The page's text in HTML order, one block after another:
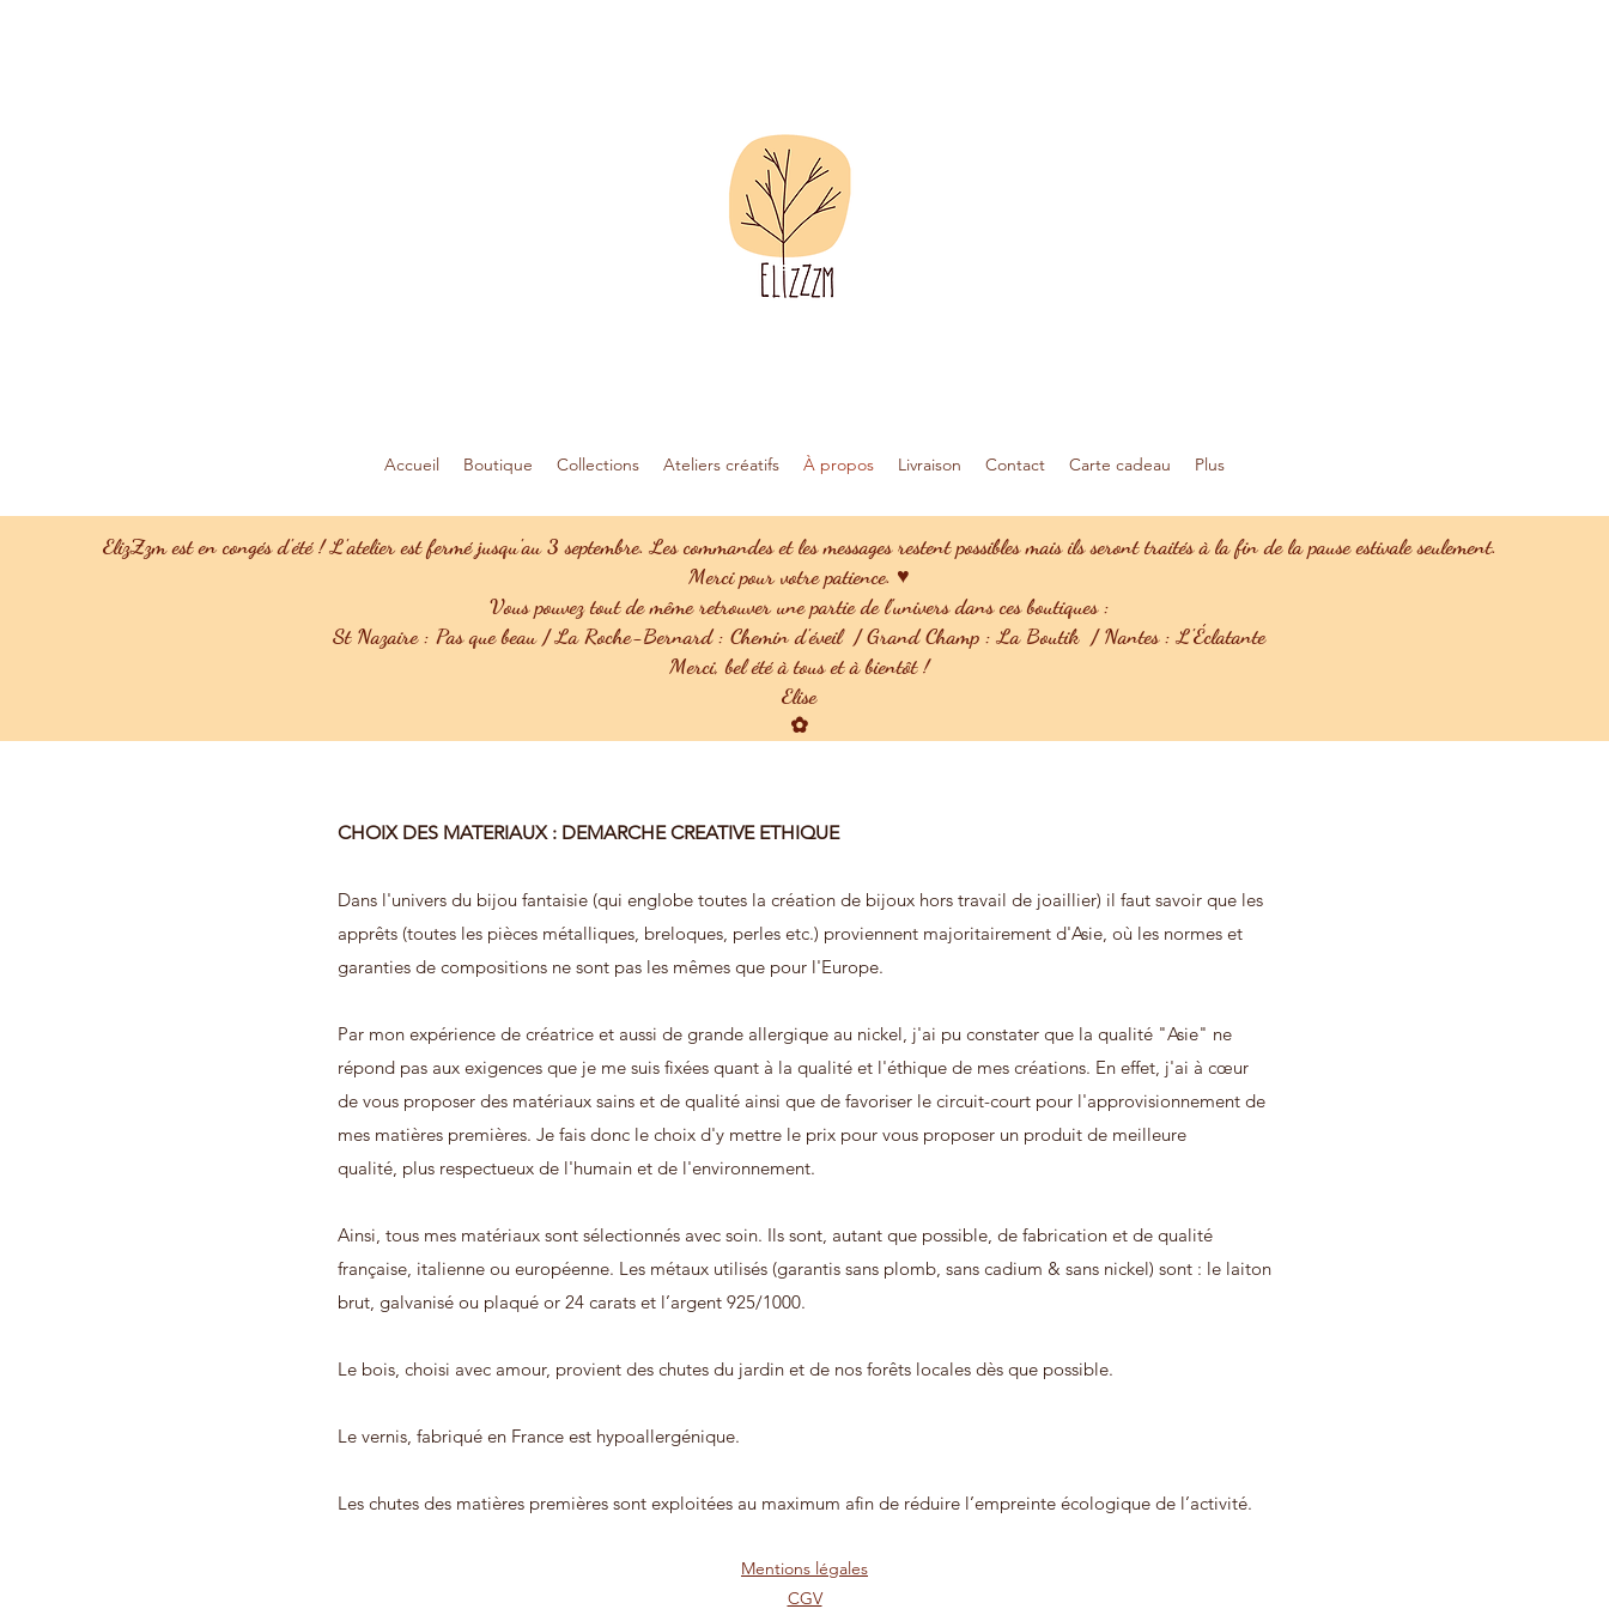
Accueil Boutique Collections Ateliers créatifs À propos Livraison Contact Carte cadeau Plus
ElizZzm est en congés d'été ! L'atelier est fermé jusqu'au 3 septembre. Les commandes et les messages restent possibles mais ils seront traités à la fin de la pause estivale seulement.
Merci pour votre patience. ♥
Vous pouvez tout de même retrouver une partie de l'univers dans ces boutiques :
St Nazaire : Pas que beau / La Roche-Bernard : Chemin d'éveil / Grand Champ : La Boutik / Nantes : L'Éclatante
Merci, bel été à tous et à bientôt !
Elise
✿
CHOIX DES MATERIAUX : DEMARCHE CREATIVE ETHIQUE
Dans l'univers du bijou fantaisie (qui englobe toutes la création de bijoux hors travail de joaillier) il faut savoir que les
apprêts (toutes les pièces métalliques, breloques, perles etc.) proviennent majoritairement d'Asie, où les normes et
garanties de compositions ne sont pas les mêmes que pour l'Europe.
Par mon expérience de créatrice et aussi de grande allergique au nickel, j'ai pu constater que la qualité "Asie" ne
répond pas aux exigences que je me suis fixées quant à la qualité et l'éthique de mes créations. En effet, j'ai à cœur
de vous proposer des matériaux sains et de qualité ainsi que de favoriser le circuit-court pour l'approvisionnement de
mes matières premières. Je fais donc le choix d'y mettre le prix pour vous proposer un produit de meilleure
qualité, plus respectueux de l'humain et de l'environnement.
Ainsi, tous mes matériaux sont sélectionnés avec soin. Ils sont, autant que possible, de fabrication et de qualité
française, italienne ou européenne. Les métaux utilisés (garantis sans plomb, sans cadium & sans nickel) sont : le laiton
brut, galvanisé ou plaqué or 24 carats et l’argent 925/1000.
Le bois, choisi avec amour, provient des chutes du jardin et de nos forêts locales dès que possible.
Le vernis, fabriqué en France est hypoallergénique.
Les chutes des matières premières sont exploitées au maximum afin de réduire l’empreinte écologique de l’activité.
Mentions légales
CGV